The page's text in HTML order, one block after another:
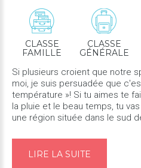
CLASSE
FAMILLE
CLASSE
GÉNÉRALE
Si plusieurs croient que notre
moi, je suis persuadée que
température »! Si tu aimes te
la pluie et le beau temps, tu
une région située dans le sud
LIRE LA SUITE